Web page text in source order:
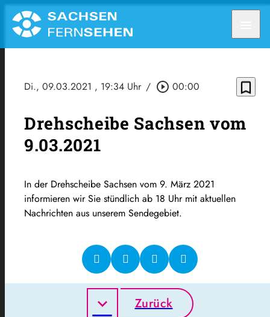
Di., 09.03.2021 , 19:34 Uhr / play_circle_outline 00:00 bookmark_border
Drehscheibe Sachsen vom
9.03.2021
In der Drehscheibe Sachsen vom 9. März 2021
informieren wir Sie stündlich ab 18 Uhr mit aktuellen
Nachrichten aus unserem Sendegebiet.
Zurück